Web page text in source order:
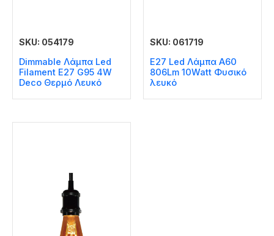
SKU: 054179
Dimmable Λάμπα Led
Filament E27 G95 4W
Deco Θερμό Λευκό
SKU: 061719
E27 Led Λάμπα A60
806Lm 10Watt Φυσικό
λευκό